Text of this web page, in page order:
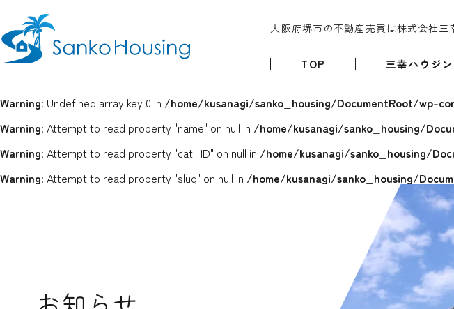
大阪府堺市の不動産売買は株式会社三
TOP 三幸ハウジ
Warning: Undefined array key 0 in /home/kusanagi/sanko_housing/DocumentRoot/wp-
Warning: Attempt to read property "name" on null in /home/kusanagi/sanko_housing/
Warning: Attempt to read property "cat_ID" on null in /home/kusanagi/sanko_housing/
Warning: Attempt to read property "slug" on null in /home/kusanagi/sanko_housing/